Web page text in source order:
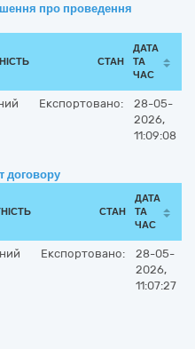
про проведення
СТАН
ДАТА
ТА
ЧАС
Експортовано:
28-05-
2026,
11:09:08
договору
СТАН
ДАТА
ТА
ЧАС
Експортовано:
28-05-
2026,
11:07:27